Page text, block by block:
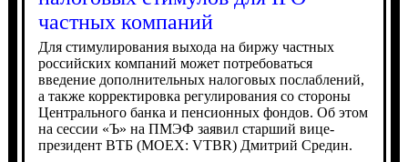
частных компаний
Для стимулирования выхода на биржу частных
российских компаний может потребоваться
введение дополнительных налоговых послаблений,
а также корректировка регулирования со стороны
Центрального банка и пенсионных фондов. Об этом
на сессии «Ъ» на ПМЭФ заявил старший вице-
президент ВТБ (MOEX: VTBR) Дмитрий Средин.